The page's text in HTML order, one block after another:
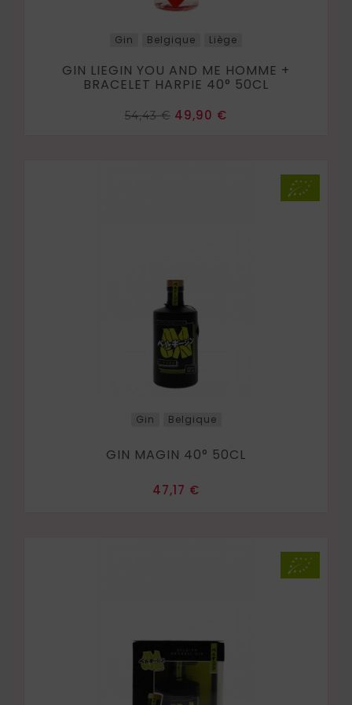
Gin Belgique Liège
GIN LIEGIN YOU AND ME HOMME +
BRACELET HARPIE 40° 50CL
Prix
54,43 € Prix
49,90 €
Gin Belgique
GIN MAGIN 40° 50CL
Prix
47,17 €